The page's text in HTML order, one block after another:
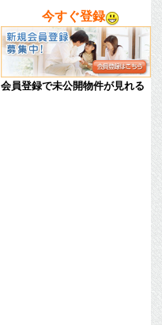
今すぐ登録
会員登録で未公開物件が見れる